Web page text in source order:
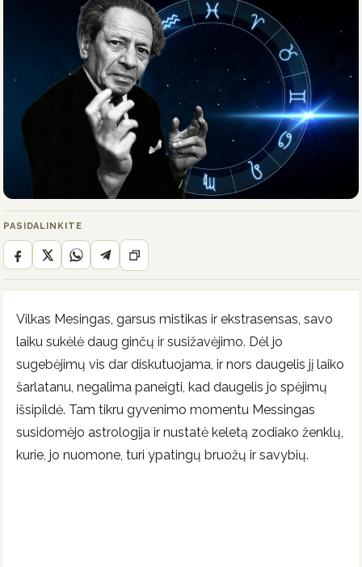
PASIDALINKITE
Vilkas Mesingas, garsus mistikas ir ekstrasensas, savo
laiku sukėlė daug ginčų ir susižavėjimo. Dėl jo
sugebėjimų vis dar diskutuojama, ir nors daugelis jį laiko
šarlatanu, negalima paneigti, kad daugelis jo spėjimų
išsipildė. Tam tikru gyvenimo momentu Messingas
susidomėjo astrologija ir nustatė keletą zodiako ženklų,
kurie, jo nuomone, turi ypatingų bruožų ir savybių.